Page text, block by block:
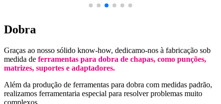
Dobra
Graças ao nosso sólido know-how, dedicamo-nos à fabricação sob
medida de ferramentas para dobra de chapas, como punções,
matrizes, suportes e adaptadores.
Além da produção de ferramentas para dobra com medidas padrão,
realizamos ferramentaria especial para resolver problemas muito
complexos.